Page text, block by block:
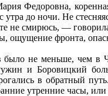
Федоровна,
утра до ночи. Не
не смирюсь, —
ощущение фронта,
не меньше, чем в
и Боровицкий
в обратный
утренние часы,